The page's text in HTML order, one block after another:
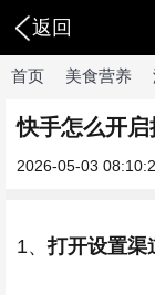
返回
首页 美食营养
快手怎么开
2026-05-03
1、打开设置渠